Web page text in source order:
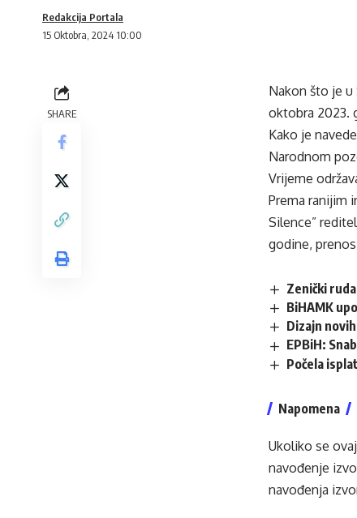
15 Oktobra, 2024 10:00
Redakcija Portala
SHARE
Nakon što je u
oktobra 2023.
Kako je
Narodnom
Vrijeme
Prema ranijim
Silence”
godine,
Zenički
BiHAMK
Dizajn
EPBiH:
Počela
Napomena
Ukoliko se
navođenje
navođenja